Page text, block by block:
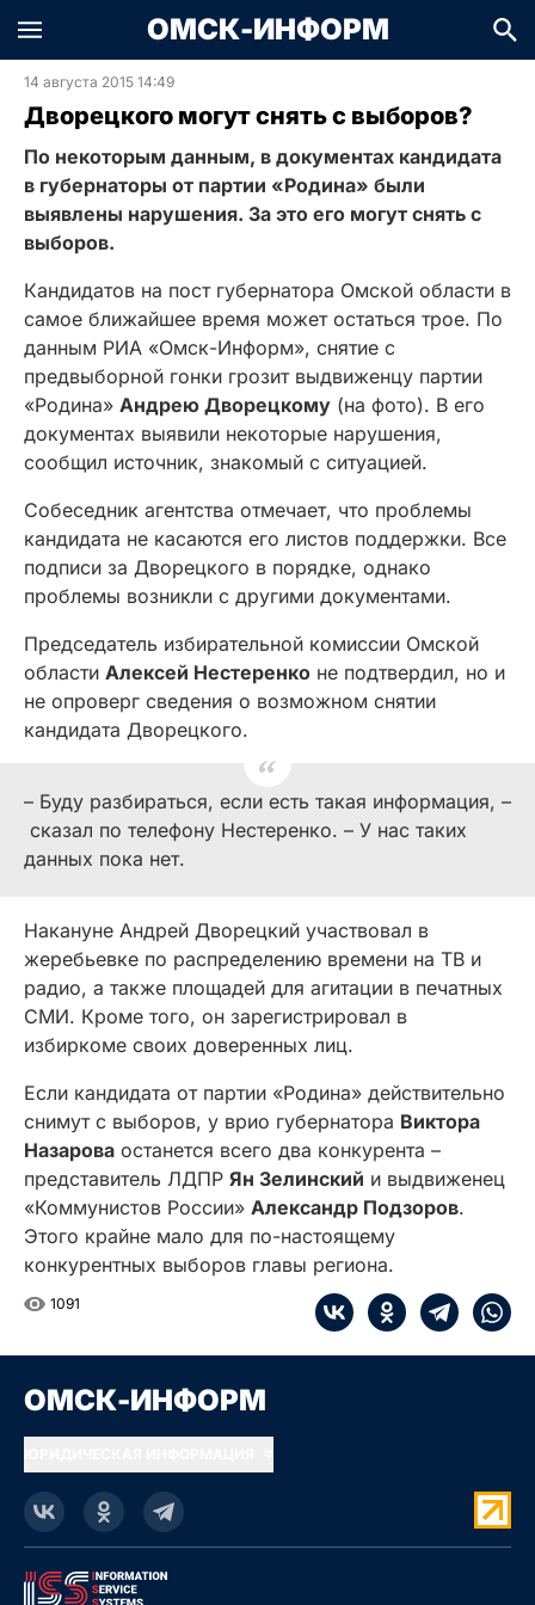
ОМСК-ИНФОРМ
14 августа 2015 14:49
Дворецкого могут снять с выборов?
По некоторым данным, в документах кандидата
в губернаторы от партии «Родина» были
выявлены нарушения. За это его могут снять с
выборов.
Кандидатов на пост губернатора Омской области в
самое ближайшее время может остаться трое. По
данным РИА «Омск-Информ», снятие с
предвыборной гонки грозит выдвиженцу партии
«Родина» Андрею Дворецкому (на фото). В его
документах выявили некоторые нарушения,
сообщил источник, знакомый с ситуацией.
Собеседник агентства отмечает, что проблемы
кандидата не касаются его листов поддержки. Все
подписи за Дворецкого в порядке, однако
проблемы возникли с другими документами.
Председатель избирательной комиссии Омской
области Алексей Нестеренко не подтвердил, но и
не опроверг сведения о возможном снятии
кандидата Дворецкого.
– Буду разбираться, если есть такая информация, –
сказал по телефону Нестеренко. – У нас таких
данных пока нет.
Накануне Андрей Дворецкий участвовал в
жеребьевке по распределению времени на ТВ и
радио, а также площадей для агитации в печатных
СМИ. Кроме того, он зарегистрировал в
избиркоме своих доверенных лиц.
Если кандидата от партии «Родина» действительно
снимут с выборов, у врио губернатора Виктора
Назарова останется всего два конкурента –
представитель ЛДПР Ян Зелинский и выдвиженец
«Коммунистов России» Александр Подзоров.
Этого крайне мало для по-настоящему
конкурентных выборов главы региона.
1091
ОМСК-ИНФОРМ